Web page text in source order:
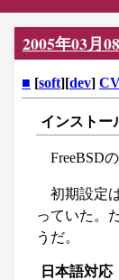
2005年03月
■ [soft][dev]
インストー
FreeBSD
初期設定
っていた。
うだ。
日本語対応